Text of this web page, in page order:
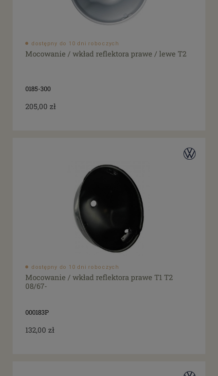
dostępny do 10 dni roboczych
Mocowanie / wkład reflektora prawe / lewe T2
0185-300
205,00 zł
dostępny do 10 dni roboczych
Mocowanie / wkład reflektora prawe T1 T2
08/67-
000183P
132,00 zł